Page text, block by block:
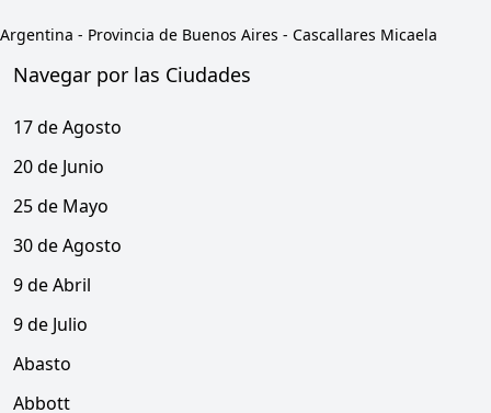
Argentina - Provincia de Buenos Aires - Cascallares Micaela
Navegar por las Ciudades
17 de Agosto
20 de Junio
25 de Mayo
30 de Agosto
9 de Abril
9 de Julio
Abasto
Abbott